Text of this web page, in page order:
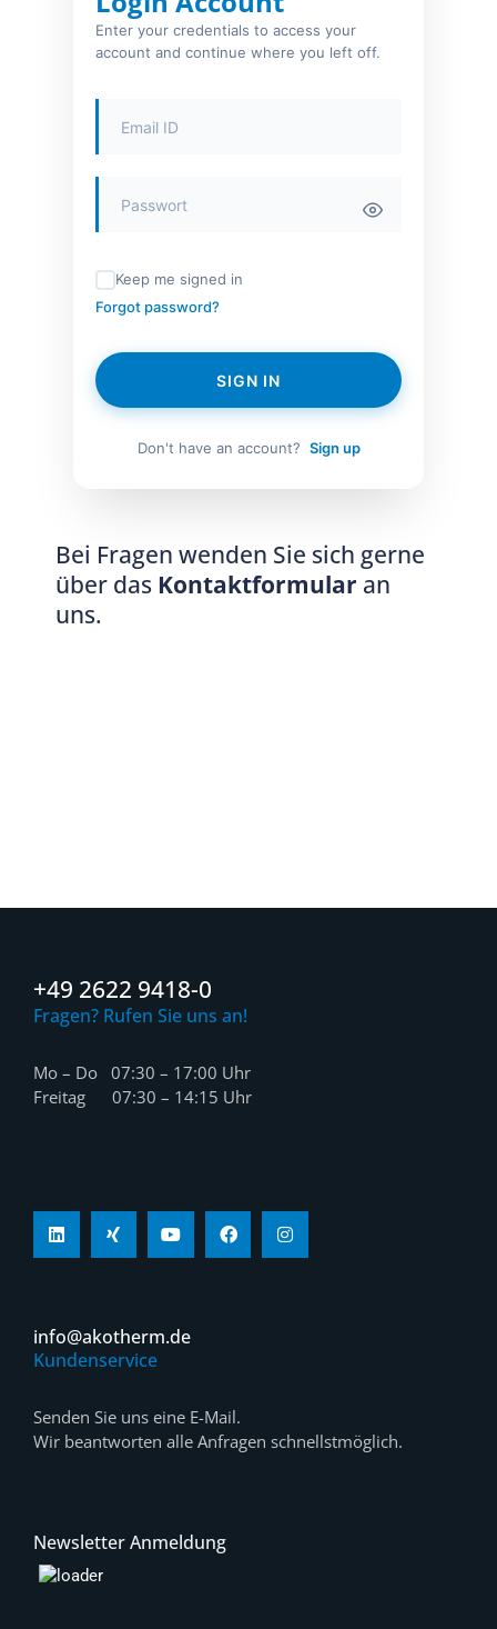
Enter your credentials to access your
account and continue where you left off.
Keep me signed in
Forgot password?
SIGN IN
Don't have an account? Sign up
Bei Fragen wenden Sie sich gerne
über das Kontaktformular an
uns.
+49 2622 9418-0
Fragen? Rufen Sie uns an!
Mo – Do 07:30 – 17:00 Uhr
Freitag 07:30 – 14:15 Uhr
info@akotherm.de
Kundenservice
Senden Sie uns eine E-Mail.
Wir beantworten alle Anfragen schnellstmöglich.
Newsletter Anmeldung